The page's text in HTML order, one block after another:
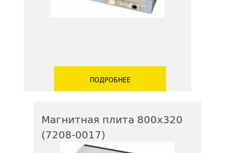
ПОДРОБНЕЕ
Магнитная плита 800х320
(7208-0017)